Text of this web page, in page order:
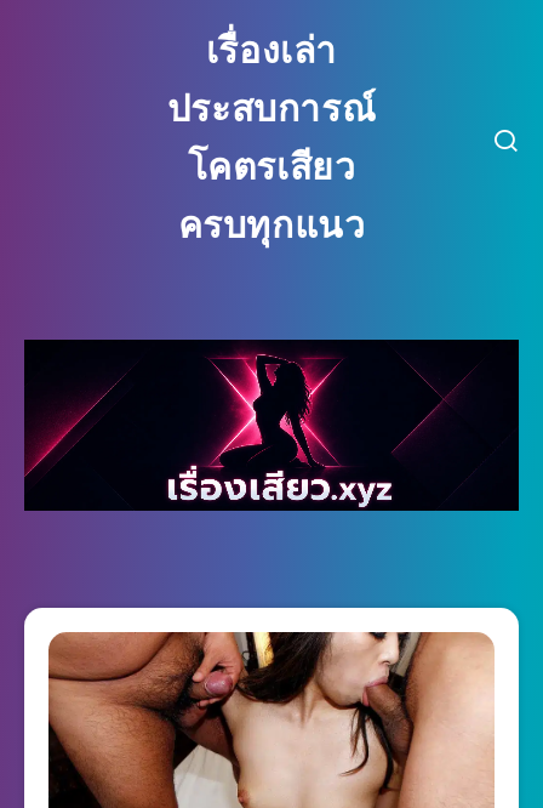
เรื่องเล่า
ประสบการณ์
โคตรเสียว
ครบทุกแนว